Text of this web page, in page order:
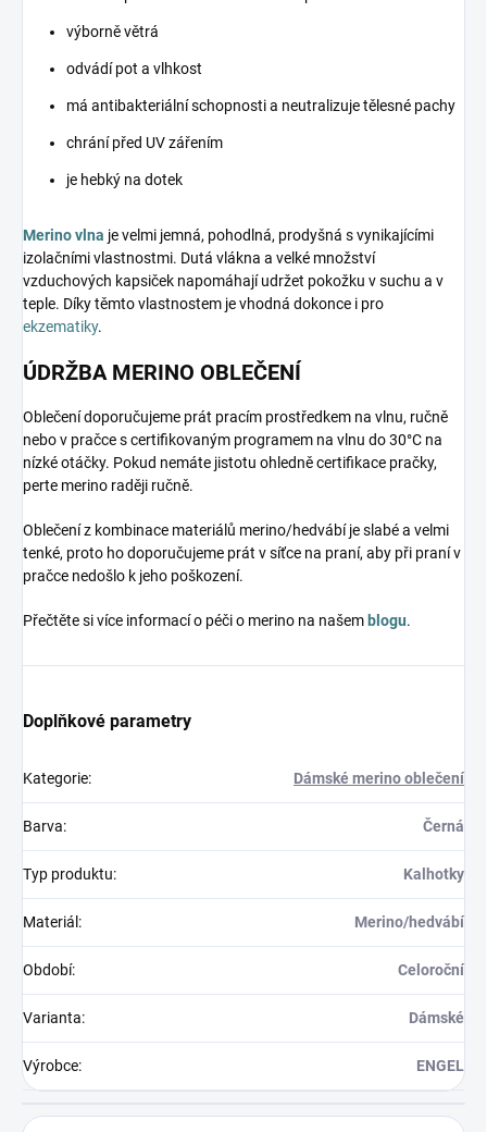
výborně větrá
odvádí pot a vlhkost
má antibakteriální schopnosti a neutralizuje tělesné pachy
chrání před UV zářením
je hebký na dotek
Merino vlna je velmi jemná, pohodlná, prodyšná s vynikajícími
izolačními vlastnostmi. Dutá vlákna a velké množství
vzduchových kapsiček napomáhají udržet pokožku v suchu a v
teple. Díky těmto vlastnostem je vhodná dokonce i pro
ekzematiky.
ÚDRŽBA MERINO OBLEČENÍ
Oblečení doporučujeme prát pracím prostředkem na vlnu, ručně
nebo v pračce s certifikovaným programem na vlnu do 30°C na
nízké otáčky. Pokud nemáte jistotu ohledně certifikace pračky,
perte merino raději ručně.
Oblečení z kombinace materiálů merino/hedvábí je slabé a velmi
tenké, proto ho doporučujeme prát v síťce na praní, aby při praní v
pračce nedošlo k jeho poškození.
Přečtěte si více informací o péči o merino na našem blogu.
Doplňkové parametry
Kategorie: Dámské merino oblečení
Barva: Černá
Typ produktu: Kalhotky
Materiál : Merino/hedvábí
Období: Celoroční
Varianta: Dámské
Výrobce: ENGEL